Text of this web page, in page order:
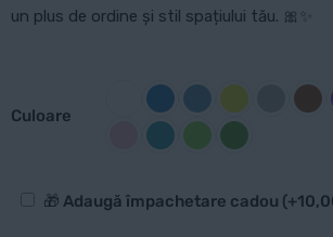
un plus de ordine și stil spațiului tău. 🎀✨
Culoare
Opțiuni
🎁 Adaugă împachetare cadou (+